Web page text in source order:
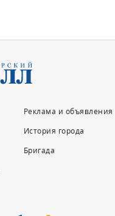
Реклама и объявления
История города
Бригада